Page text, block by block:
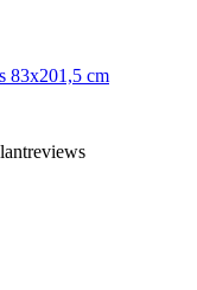
83x201,5 cm